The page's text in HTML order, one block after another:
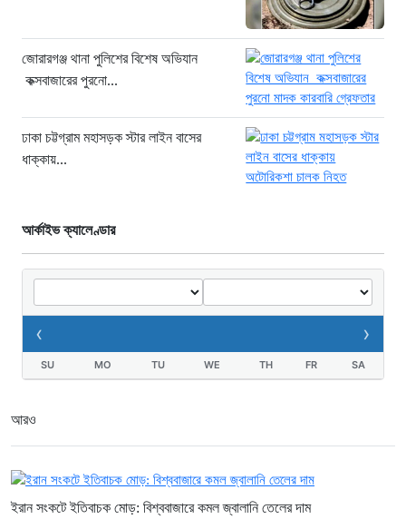
‘সচিবালয় অভিমুখে ১১ দলীয় ঐক্যের
পদযাত্রায় পুলিশের বাধা’
নদীদূষণ রোধে কঠোর প্রধানমন্ত্রী: সমন্বিত
উদ্যোগের তাগিদ
জোরারগঞ্জ থানা পুলিশের বিশেষ অভিযান
কক্সবাজারের পুরনো...
ঢাকা চট্টগ্রাম মহাসড়ক স্টার লাইন বাসের
ধাক্কায়...
আর্কাইভ ক্যালেণ্ডার
‹ ›
SU MO TU WE TH FR SA
আরও
ইরান সংকটে ইতিবাচক মোড়: বিশ্ববাজারে কমল জ্বালানি তেলের দাম